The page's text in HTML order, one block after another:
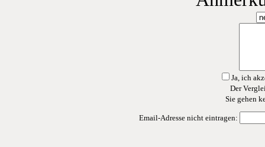
Ja, ich
Der
Sie gehen
Email-Adresse nicht eintragen: